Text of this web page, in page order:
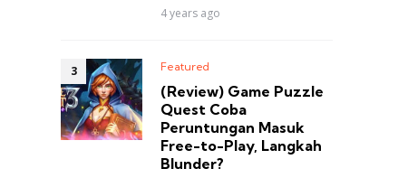
4 years ago
Featured
(Review) Game Puzzle
Quest Coba
Peruntungan Masuk
Free-to-Play, Langkah
Blunder?